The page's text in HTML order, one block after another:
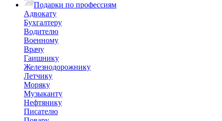
Подарки по профессиям
Адвокату
Бухгалтеру
Водителю
Военному
Врачу
Гаишнику
Железнодорожнику
Летчику
Моряку
Музыканту
Нефтянику
Писателю